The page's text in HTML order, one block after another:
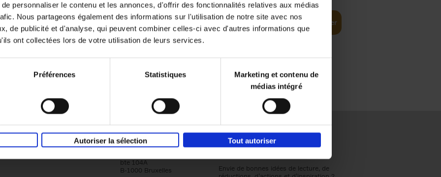
personnaliser le contenu et les annonces, d'offrir des fonctionnalités relatives aux médias
Nous partageons également des informations sur l'utilisation de notre site avec nos
de publicité et d'analyse, qui peuvent combiner celles-ci avec d'autres informations que
ont collectées lors de votre utilisation de leurs services.
Préférences Statistiques
Marketing et contenu de
médias intégré
Autoriser la sélection Tout autoriser
Planning to Promoting
Clo Willaerts
Couverture souple
352 Ajouter au panier
Société
Qui sommes-nous?
Éditions Racine
Tour & Taxis
bte 104A
B-1000 Bruxelles
Envie de bonnes idées de lecture, de